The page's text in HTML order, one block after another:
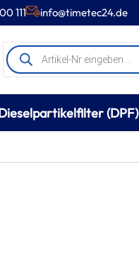
111 info@timetec24.de
Products
search
(DPF)